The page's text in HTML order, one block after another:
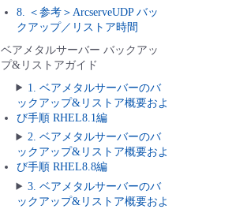
8. ＜参考＞ArcserveUDP バッ
クアップ／リストア時間
ベアメタルサーバー バックアッ
プ&リストアガイド
1. ベアメタルサーバーのバ
ックアップ&リストア概要およ
び手順 RHEL8.1編
2. ベアメタルサーバーのバ
ックアップ&リストア概要およ
び手順 RHEL8.8編
3. ベアメタルサーバーのバ
ックアップ&リストア概要およ